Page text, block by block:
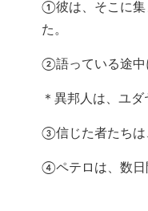
①彼は、そこに集
た。
②語っている途中
＊異邦人は、ユ
③信じた者たちは
④ペテロは、数日